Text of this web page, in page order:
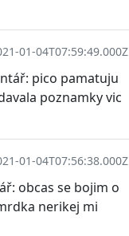
01-04T07:59:49.000Z
pico pamatuju
poznamky vic
01-04T07:56:38.000Z
obcas se bojim o
nerikej mi